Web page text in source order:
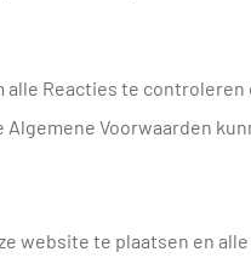
Reacties te
Voorwaarden
website te plaatsen en